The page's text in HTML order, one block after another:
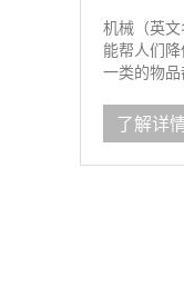
机械（英
能帮人们
一类的物
了解详